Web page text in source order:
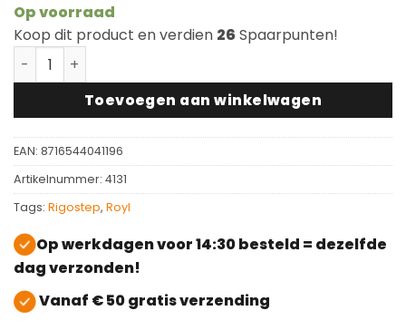
Op voorraad
Koop dit product en verdien 26Spaarpunten!
Royl Kleurmonster Foggy W09 aantal
Toevoegen aan winkelwagen
EAN: 8716544041196
Artikelnummer: 4131
Tags: Rigostep, Royl
Op werkdagen voor 14:30 besteld = dezelfde
dag verzonden!
Vanaf € 50 gratis verzending